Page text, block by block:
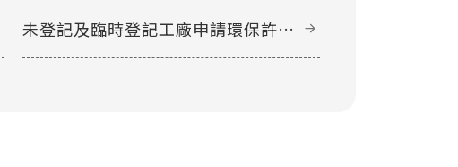
未登記及臨時登記工廠申請環保許可